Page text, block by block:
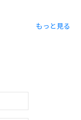
もっと見る